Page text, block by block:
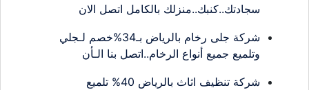
سجادتك..كنبك..منزلك بالكامل اتصل الان
شركة جلى رخام بالرياض بـ34%خصم لـجلي
وتلميع جميع أنواع الرخام..اتصل بنا الـأن
شركة تنظيف اثاث بالرياض 40% تلميع